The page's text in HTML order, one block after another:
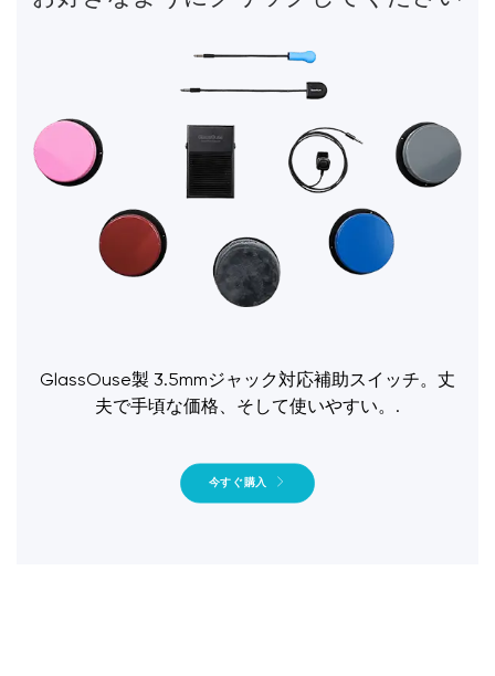
GlassOuse製 3.5mmジャック対応補助スイッチ。丈
夫で手頃な価格、そして使いやすい。.
今すぐ購入